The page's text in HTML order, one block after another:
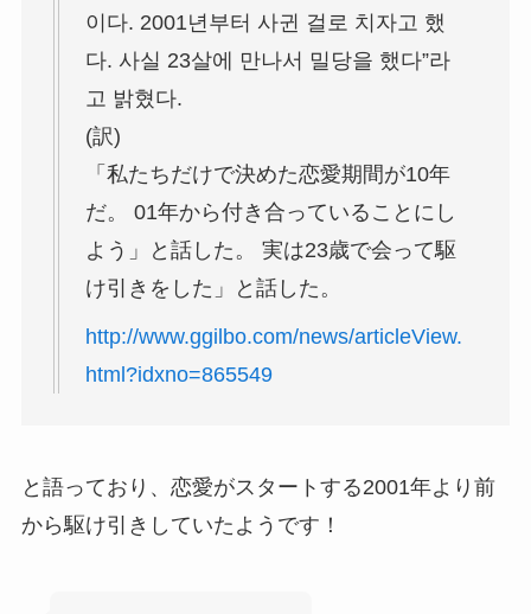
이다. 2001년부터 사귄 걸로 치자고 했
다. 사실 23살에 만나서 밀당을 했다”라
고 밝혔다.
(訳)
「私たちだけで決めた恋愛期間が10年
だ。 01年から付き合っていることにし
よう」と話した。 実は23歳で会って駆
け引きをした」と話した。
http://www.ggilbo.com/news/articleView.
html?idxno=865549
と語っており、恋愛がスタートする2001年より前
から駆け引きしていたようです！